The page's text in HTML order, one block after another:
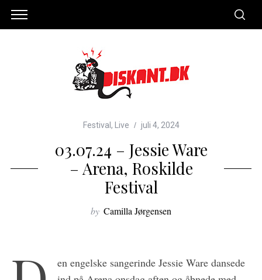
Festival , Live juli 4, 2024
03.07.24 – Jessie Ware
– Arena, Roskilde
Festival
by Camilla Jørgensen
en engelske sangerinde Jessie Ware dansede